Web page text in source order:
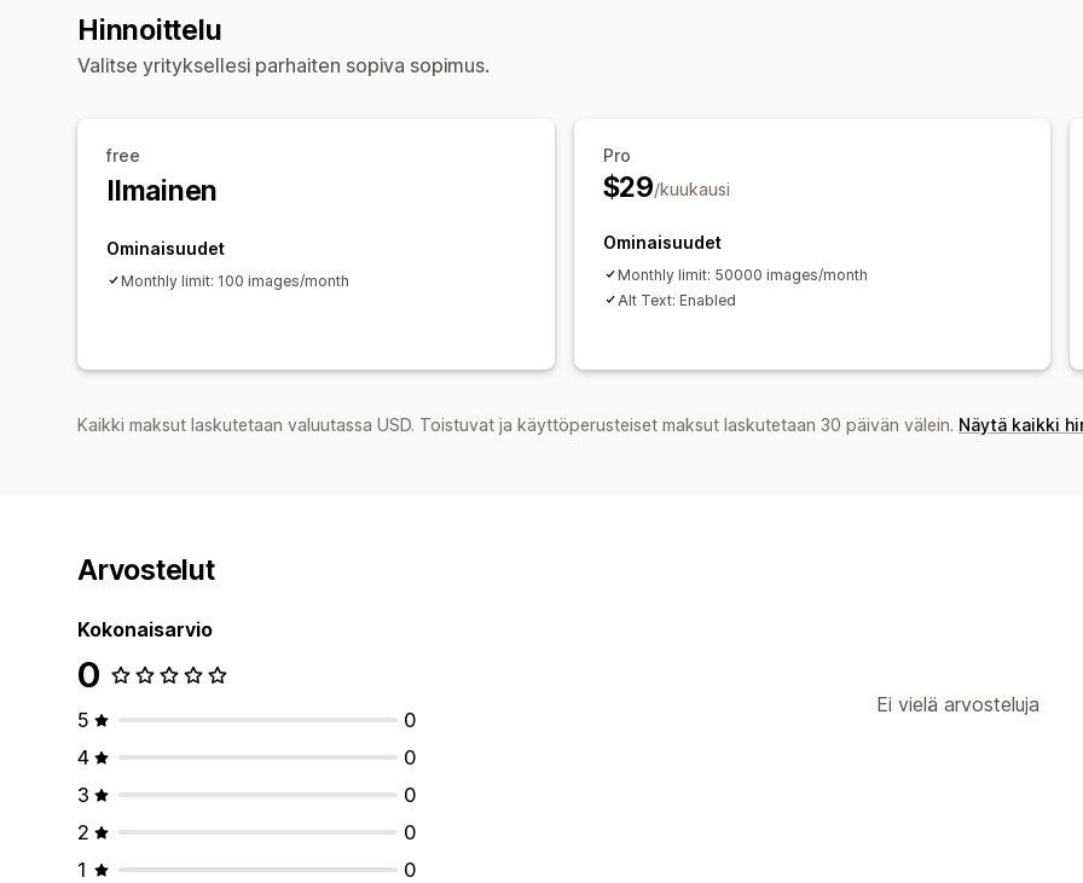
Hinnoittelu
Valitse yrityksellesi parhaiten sopiva sopimus.
free
Ilmainen
Ominaisuudet
Monthly limit: 100 images/month
Pro
$29/kuukausi
Ominaisuudet
Monthly limit: 50000 images/month
Alt Text: Enabled
Kaikki maksut laskutetaan valuutassa USD. Toistuvat ja käyttöperusteiset maksut laskutetaan 30 päivän välein. Näytä kaikki
Arvostelut
Kokonaisarvio
0
5
0
4
0
3
0
2
0
1
0
Ei vielä arvosteluja